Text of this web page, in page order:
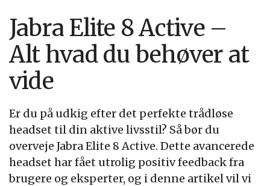
Jabra Elite 8 Active –
Alt hvad du behøver at
vide
Er du på udkig efter det perfekte trådløse
headset til din aktive livsstil? Så bør du
overveje Jabra Elite 8 Active. Dette avancerede
headset har fået utrolig positiv feedback fra
brugere og eksperter, og i denne artikel vil vi